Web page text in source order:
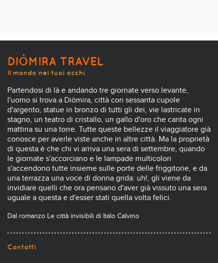
DIÒMIRA TRAVEL
Il mondo nei tuoi occhi
Partendosi di là e andando tre giornate verso levante,
l'uomo si trova a Diòmira, città con sessanta cupole
d'argento, statue in bronzo di tutti gli dei, vie lastricate in
stagno, un teatro di cristallo, un gallo d'oro che canta ogni
mattina su una torre. Tutte queste bellezze il viaggiatore già
conosce per averle viste anche in altre città. Ma la proprietà
di questa è che chi vi arriva una sera di settembre, quando
le giornate s'accorciano e le lampade multicolori
s'accendono tutte insieme sulle porte delle friggitorie, e da
una terrazza una voce di donna grida: uh!, gli viene da
invidiare quelli che ora pensano d'aver già vissuto una sera
uguale a questa e d'esser stati quella volta felici.
Dal romanzo Le città invisibili di Italo Calvino
Contatti